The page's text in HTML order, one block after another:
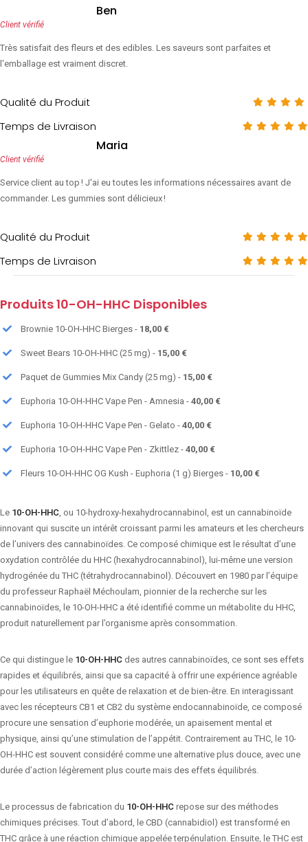
Ben
Client vérifié
Très satisfait des fleurs et des edibles. Les saveurs sont parfaites et
l'emballage est vraiment discret.
Qualité du Produit
Temps de Livraison
Maria
Client vérifié
Service client au top ! J'ai eu toutes les informations nécessaires avant de
commander. Les gummies sont délicieux !
Qualité du Produit
Temps de Livraison
Produits 10-OH-HHC Disponibles
Brownie 10-OH-HHC Bierges - 18,00 €
Sweet Bears 10-OH-HHC (25 mg) - 15,00 €
Paquet de Gummies Mix Candy (25 mg) - 15,00 €
Euphoria 10-OH-HHC Vape Pen - Amnesia - 40,00 €
Euphoria 10-OH-HHC Vape Pen - Gelato - 40,00 €
Euphoria 10-OH-HHC Vape Pen - Zkittlez - 40,00 €
Fleurs 10-OH-HHC OG Kush - Euphoria (1 g) Bierges - 10,00 €
Le 10-OH-HHC, ou 10-hydroxy-hexahydrocannabinol, est un cannabinoïde
innovant qui suscite un intérêt croissant parmi les amateurs et les chercheurs
de l’univers des cannabinoïdes. Ce composé chimique est le résultat d’une
oxydation contrôlée du HHC (hexahydrocannabinol), lui-même une version
hydrogénée du THC (tétrahydrocannabinol). Découvert en 1980 par l’équipe
du professeur Raphaël Méchoulam, pionnier de la recherche sur les
cannabinoïdes, le 10-OH-HHC a été identifié comme un métabolite du HHC,
produit naturellement par l’organisme après consommation.
Ce qui distingue le 10-OH-HHC des autres cannabinoïdes, ce sont ses effets
rapides et équilibrés, ainsi que sa capacité à offrir une expérience agréable
pour les utilisateurs en quête de relaxation et de bien-être. En interagissant
avec les récepteurs CB1 et CB2 du système endocannabinoïde, ce composé
procure une sensation d’euphorie modérée, un apaisement mental et
physique, ainsi qu’une stimulation de l’appétit. Contrairement au THC, le 10-
OH-HHC est souvent considéré comme une alternative plus douce, avec une
durée d’action légèrement plus courte mais des effets équilibrés.
Le processus de fabrication du 10-OH-HHC repose sur des méthodes
chimiques précises. Tout d’abord, le CBD (cannabidiol) est transformé en
THC grâce à une réaction chimique appelée terpénulation. Ensuite, le THC est